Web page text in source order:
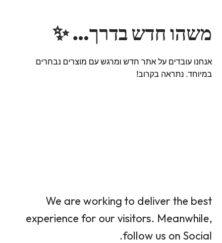
משהו חדש בדרך… ✨
אנחנו עובדים על אתר חדש ומרגש עם מוצרים נבחרים
במיוחד. נתראה בקרוב!
We are working to deliver the best
experience for our visitors. Meanwhile,
follow us on Social.